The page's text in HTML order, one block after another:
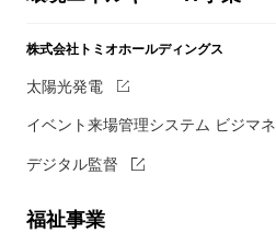
株式会社トミオホールディングス
太陽光発電
イベント来場管理システム ビジマネ
デジタル監督
福祉事業